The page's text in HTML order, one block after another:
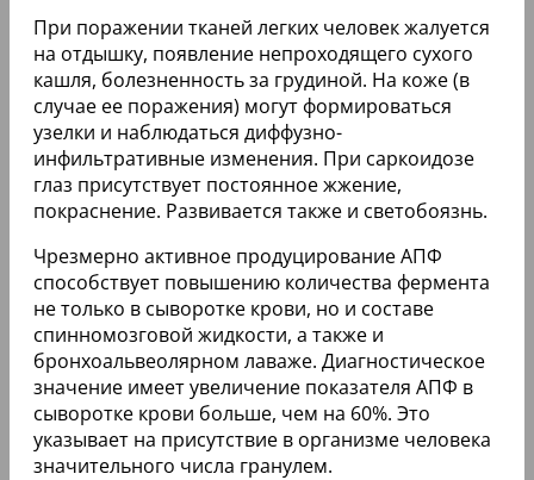
При поражении тканей легких человек жалуется
на отдышку, появление непроходящего сухого
кашля, болезненность за грудиной. На коже (в
случае ее поражения) могут формироваться
узелки и наблюдаться диффузно-
инфильтративные изменения. При саркоидозе
глаз присутствует постоянное жжение,
покраснение. Развивается также и светобоязнь.
Чрезмерно активное продуцирование АПФ
способствует повышению количества фермента
не только в сыворотке крови, но и составе
спинномозговой жидкости, а также и
бронхоальвеолярном лаваже. Диагностическое
значение имеет увеличение показателя АПФ в
сыворотке крови больше, чем на 60%. Это
указывает на присутствие в организме человека
значительного числа гранулем.